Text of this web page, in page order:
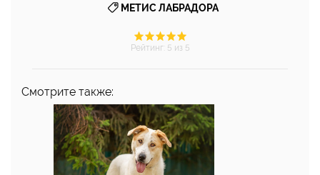
МЕТИС ЛАБРАДОРА
Рейтинг: 5 из 5
Смотрите также: